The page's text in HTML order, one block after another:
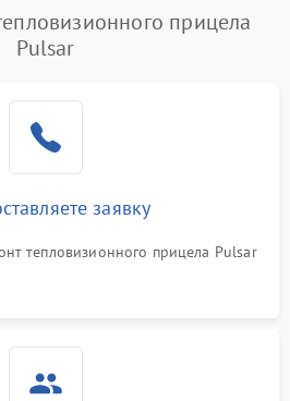
1500 ₽ Подробнее →
1500 ₽
1500 ₽
прицела
Pulsar
заявку
тепловизионного прицела Pulsar